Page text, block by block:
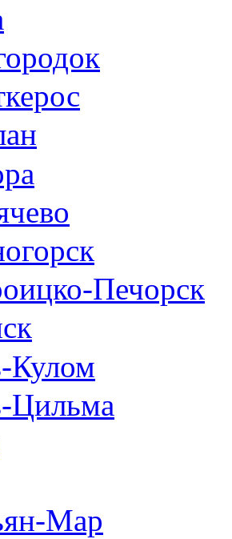
Печорск
Кулом
Цильма
Мар